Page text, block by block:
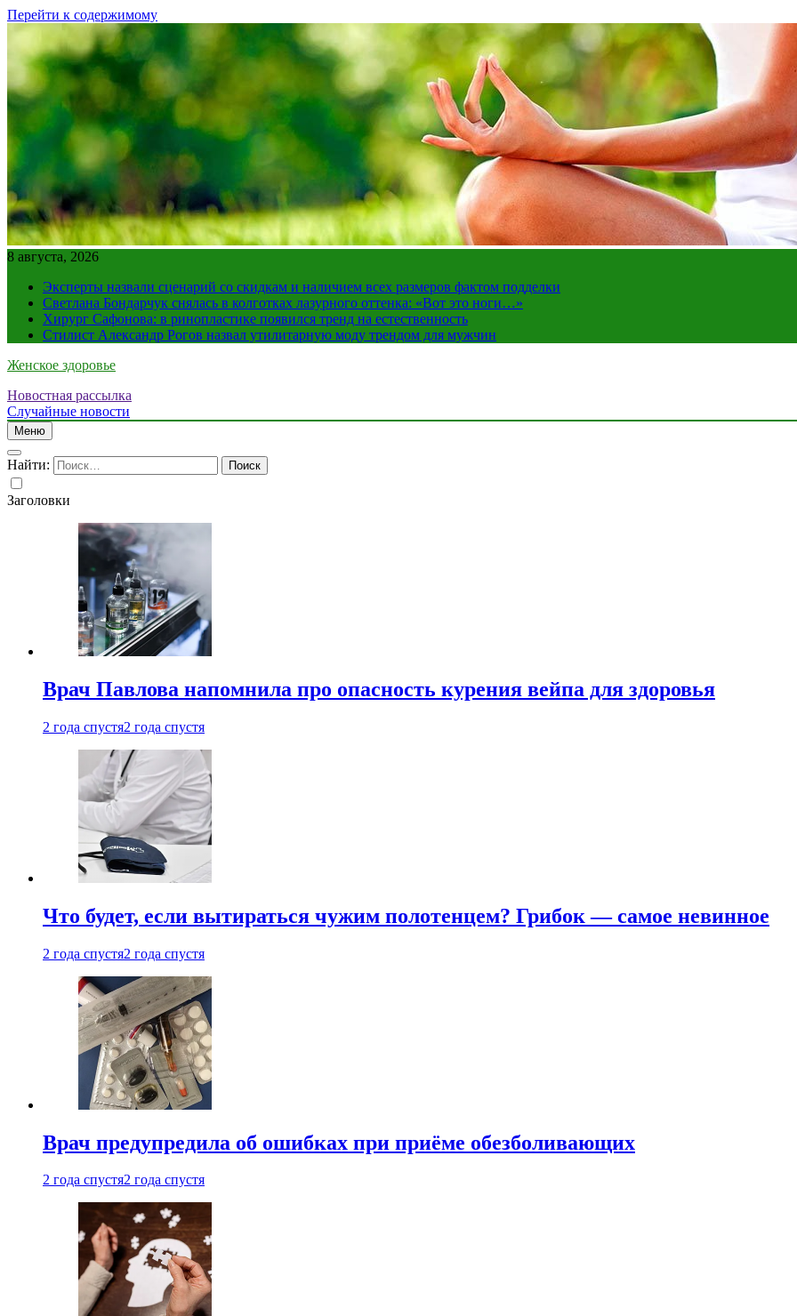
Перейти к содержимому
8 августа, 2026
Эксперты назвали сценарий со скидкам и наличием всех размеров фактом подделки
Светлана Бондарчук снялась в колготках лазурного оттенка: «Вот это ноги…»
Хирург Сафонова: в ринопластике появился тренд на естественность
Стилист Александр Рогов назвал утилитарную моду трендом для мужчин
Женское здоровье
Новостная рассылка
Случайные новости
Меню
Найти:
Заголовки
Врач Павлова напомнила про опасность курения вейпа для здоровья
2 года спустя2 года спустя
Что будет, если вытираться чужим полотенцем? Грибок — самое невинное
2 года спустя2 года спустя
Врач предупредила об ошибках при приëме обезболивающих
2 года спустя2 года спустя